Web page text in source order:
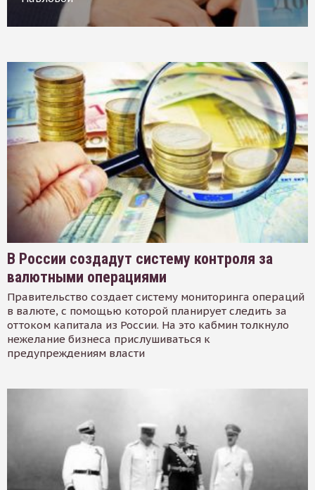
В России создадут систему контроля за
валютными операциями
Правительство создает систему мониторинга операций
в валюте, с помощью которой планирует следить за
оттоком капитала из России. На это кабмин толкнуло
нежелание бизнеса прислушиваться к
предупреждениям власти